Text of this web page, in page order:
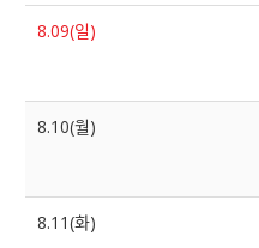
8.09(일)
8.10(월)
8.11(화)